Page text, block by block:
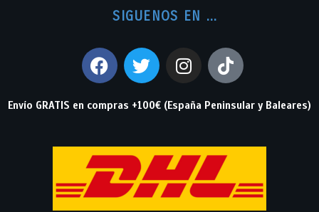
SIGUENOS EN ...
Envío GRATIS en compras +100€ (España Peninsular y Baleares)